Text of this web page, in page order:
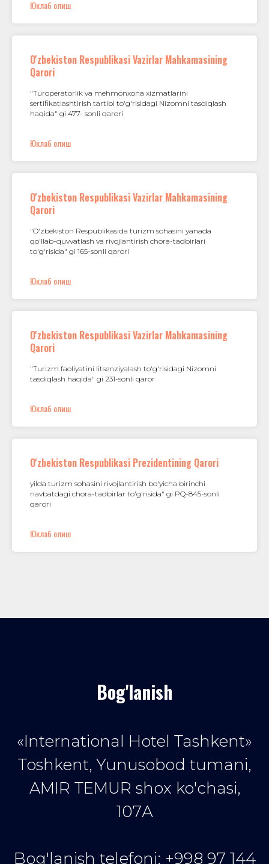
Юклаб олиш
O'zbekiston Respublikasi Vazirlar Mahkamasining
Qarori
"Turoperatorlik va mehmonxona xizmatlarini
sertifikatlashtirish tartibi to'g'risidagi Nizomni tasdiqlash
haqida" gi 477- sonli qarori
Юклаб олиш
O'zbekiston Respublikasi Vazirlar Mahkamasining
Qarori
"O'zbekiston Respublikasida turizm sohasini yanada
qo'llab-quvvatlash va rivojlantirish chora-tadbirlari
to'g'risida" gi 165-sonli qarori
Юклаб олиш
O'zbekiston Respublikasi Vazirlar Mahkamasining
Qarori
"Turizm faoliyatini litsenziyalash to'g'risidagi Nizomni
tasdiqlash haqida" gi 231-sonli qaror
Юклаб олиш
O'zbekiston Respublikasi Prezidentining Qarori
yilda turizm sohasini rivojlantirish bo'yicha birinchi
navbatdagi chora-tadbirlar to'g'risida" gi PQ-845-sonli
qarori
Юклаб олиш
Bog'lanish
«International Hotel Tashkent»
Toshkent, Yunusobod tumani,
AMIR TEMUR shox ko'chasi,
107А
Bog'lanish telefoni: +998 97 144